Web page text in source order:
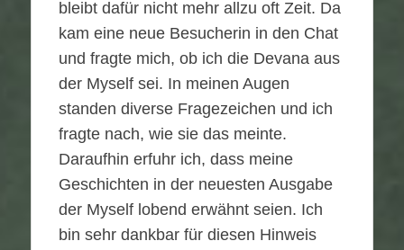
bleibt dafür nicht mehr allzu oft Zeit. Da
kam eine neue Besucherin in den Chat
und fragte mich, ob ich die Devana aus
der Myself sei. In meinen Augen
standen diverse Fragezeichen und ich
fragte nach, wie sie das meinte.
Daraufhin erfuhr ich, dass meine
Geschichten in der neuesten Ausgabe
der Myself lobend erwähnt seien. Ich
bin sehr dankbar für diesen Hinweis